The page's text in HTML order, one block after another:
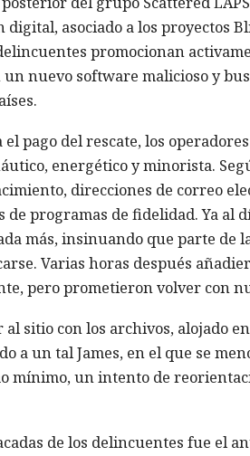
digital, asociado a los proyectos
promocionan
nuevo software malicioso y
pago del rescate, los
energético y minorista.
direcciones de correo
programas de fidelidad. Ya al
más, insinuando que parte de
Varias horas después
pero prometieron volver con
sitio con los archivos, alojado
a un tal James, en el que se
mínimo, un intento de
de los delincuentes fue el